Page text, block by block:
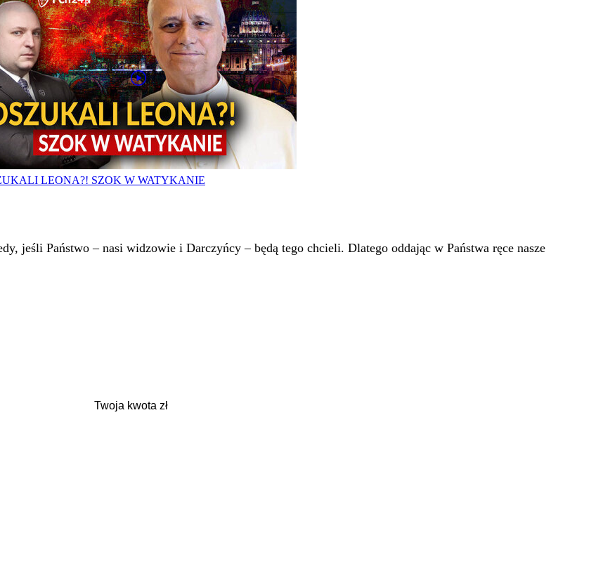
LEONA?! SZOK W WATYKANIE
jeśli Państwo – nasi widzowie i Darczyńcy – będą tego chcieli. Dlatego oddając w Państwa ręce nasze